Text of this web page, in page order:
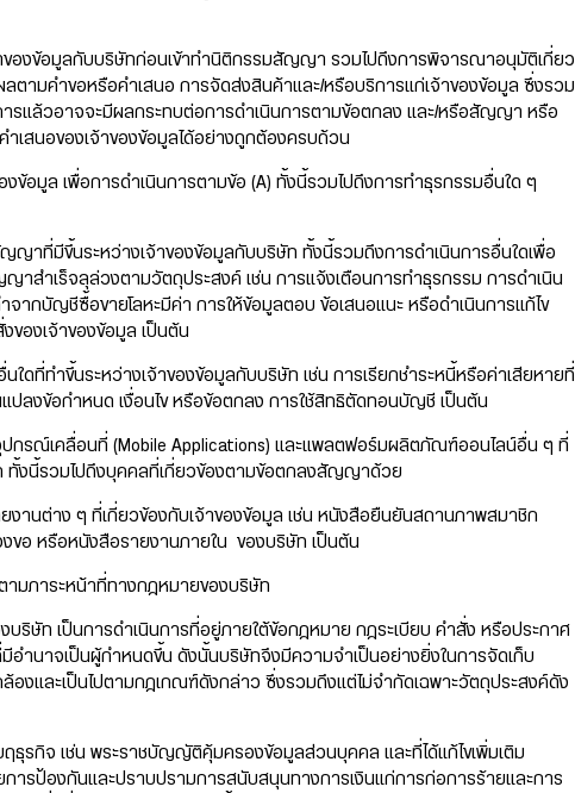
ของข้อมูลกับบริษัทก่อนเข้าทำนิติกรรมสัญญา รวมไปถึงการพิจารณาอนุมัติเกี่ยว
ามคำขอหรือคำเสนอ การจัดส่งสินค้าและ/หรือบริการแก่เจ้าของข้อมูล ซึ่งรวม
ารแล้วอาจจะมีผลกระทบต่อการดำเนินการตามข้อตกลง และ/หรือสัญญา หรือ
เสนอของเจ้าของข้อมูลได้อย่างถูกต้องครบถ้วน
ข้อมูล เพื่อการดำเนินการตามข้อ (A) ทั้งนี้รวมไปถึงการทำธุรกรรมอื่นใด ๆ
าที่มีขึ้นระหว่างเจ้าของข้อมูลกับบริษัท ทั้งนี้รวมถึงการดำเนินการอื่นใดเพื่อ
สำเร็จลุล่วงตามวัตถุประสงค์ เช่น การแจ้งเตือนการทำธุรกรรม การดำเนิน
ากบัญชีซื้อขายโลหะมีค่า การให้ข้อมูลตอบ ข้อเสนอแนะ หรือดำเนินการแก้ไข
ของเจ้าของข้อมูล เป็นต้น
ที่ทำขึ้นระหว่างเจ้าของข้อมูลกับบริษัท เช่น การเรียกชำระหนี้หรือค่าเสียหายที่
ปลงข้อกำหนด เงื่อนไข หรือข้อตกลง การใช้สิทธิตัดทอนบัญชี เป็นต้น
กรณ์เคลื่อนที่ (Mobile Applications) และแพลตฟอร์มผลิตภัณฑ์ออนไลน์อื่น ๆ ที่
งนี้รวมไปถึงบุคคลที่เกี่ยวข้องตามข้อตกลงสัญญาด้วย
านต่าง ๆ ที่เกี่ยวข้องกับเจ้าของข้อมูล เช่น หนังสือยืนยันสถานภาพสมาชิก
ขอ หรือหนังสือรายงานภายใน ของบริษัท เป็นต้น
ามภาระหน้าที่ทางกฎหมายของบริษัท
ริษัท เป็นการดำเนินการที่อยู่ภายใต้ข้อกฎหมาย กฎระเบียบ คำสั่ง หรือประกาศ
ำนาจเป็นผู้กำหนดขึ้น ดังนั้นบริษัทจึงมีความจำเป็นอย่างยิ่งในการจัดเก็บ
องและเป็นไปตามกฎเกณฑ์ดังกล่าว ซึ่งรวมถึงแต่ไม่จำกัดเฉพาะวัตถุประสงค์ดัง
ธุรกิจ เช่น พระราชบัญญัติคุ้มครองข้อมูลส่วนบุคคล และที่ได้แก้ไขเพิ่มเติม
รป้องกันและปราบปรามการสนับสนุนทางการเงินแก่การก่อการร้ายและการ